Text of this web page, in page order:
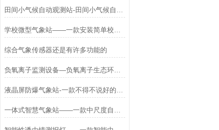
综合气象传感器还是有许多功能的
负氧离子监测设备—负氧离子生态环境监测是什么(2024全+境/派+送/直+达)